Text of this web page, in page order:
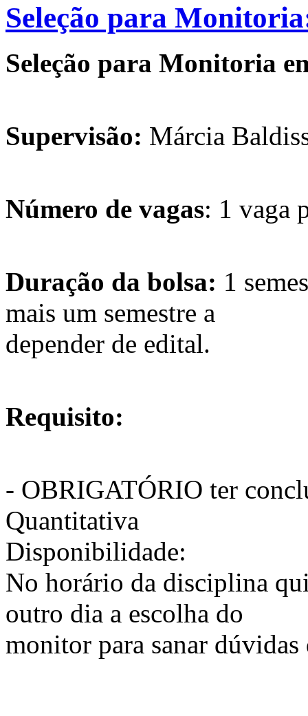
Seleção para
Seleção para Monitoria
Supervisão: Márcia
Número de vagas: 1 vaga
Duração da bolsa: 1
mais um semestre a
depender de edital.
Requisito:
- OBRIGATÓRIO ter
Quantitativa
Disponibilidade:
No horário da disciplina
outro dia a escolha do
monitor para sanar dúvidas